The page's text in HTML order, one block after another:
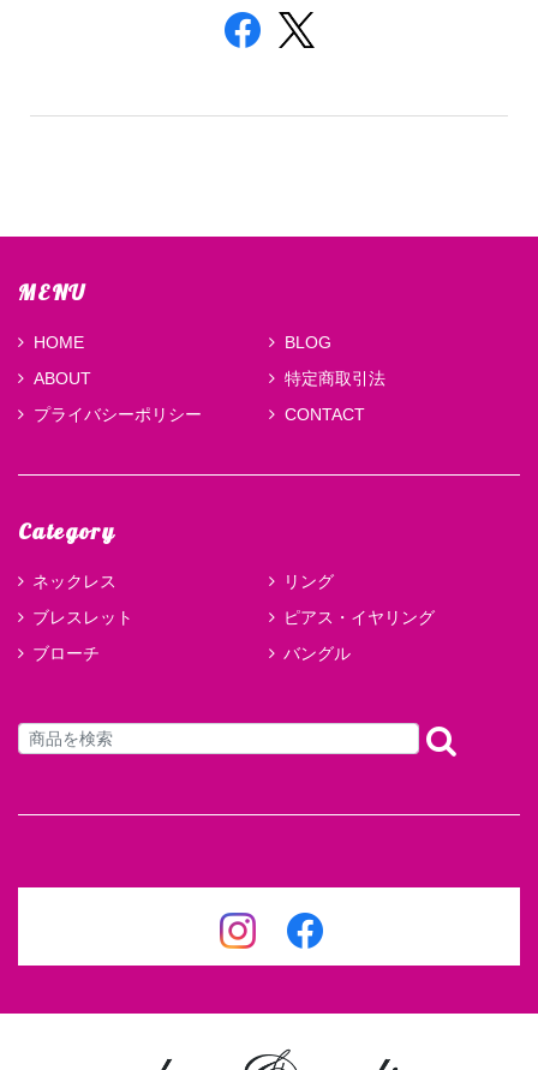
MENU
HOME
BLOG
ABOUT
特定商取引法
プライバシーポリシー
CONTACT
Category
ネックレス
リング
ブレスレット
ピアス・イヤリング
ブローチ
バングル